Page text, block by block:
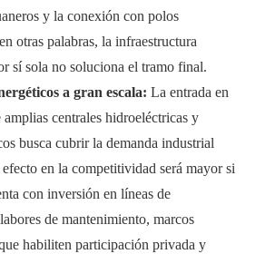
y la conexión con polos
otras palabras, la infraestructura
sí sola no soluciona el tramo final.
a gran escala: La entrada en
amplias centrales hidroeléctricas y
busca cubrir la demanda industrial
en la competitividad será mayor si
con inversión en líneas de
de mantenimiento, marcos
habiliten participación privada y